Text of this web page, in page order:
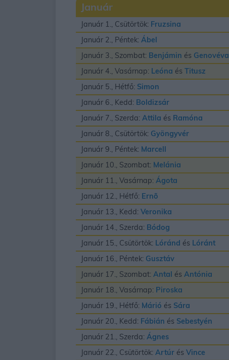
Január
Január 1., Csütörtök: Fruzsina
Január 2., Péntek: Ábel
Január 3., Szombat: Benjámin és Genovéva
Január 4., Vasárnap: Leóna és Titusz
Január 5., Hétfő: Simon
Január 6., Kedd: Boldizsár
Január 7., Szerda: Attila és Ramóna
Január 8., Csütörtök: Gyöngyvér
Január 9., Péntek: Marcell
Január 10., Szombat: Melánia
Január 11., Vasárnap: Ágota
Január 12., Hétfő: Ernõ
Január 13., Kedd: Veronika
Január 14., Szerda: Bódog
Január 15., Csütörtök: Lóránd és Lóránt
Január 16., Péntek: Gusztáv
Január 17., Szombat: Antal és Antónia
Január 18., Vasárnap: Piroska
Január 19., Hétfő: Márió és Sára
Január 20., Kedd: Fábián és Sebestyén
Január 21., Szerda: Ágnes
Január 22., Csütörtök: Artúr és Vince